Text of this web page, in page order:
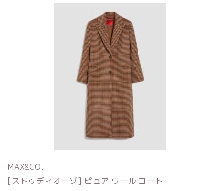
MAX&CO.
[ストゥディオーゾ] ピュア ウール コート